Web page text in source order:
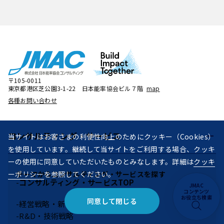
JMAC
コンテンツ
お役立ち検索
〒105-0011
東京都港区芝公園3-1-22 日本能率協会ビル７階 map
各種お問い合わせ
コンサルティング・サービス
テーマからコンサルティング・サービスを探す
コンサルティング・サービスTOP
経営戦略・新事業
R&D・技術戦略
当サイトはお客さまの利便性向上のためにクッキー（Cookies）
を使用しています。継続して当サイトをご利用する場合、クッキ
ーの使用に同意していただいたものとみなします。詳細はクッキ
ーポリシーを参照してください。
同意して閉じる